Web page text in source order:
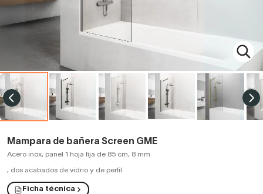
Mampara de bañera Screen GME
Acero inox, panel 1 hoja fija de 85 cm, 8 mm
, dos acabados de vidrio y de perfil.
Ficha técnica